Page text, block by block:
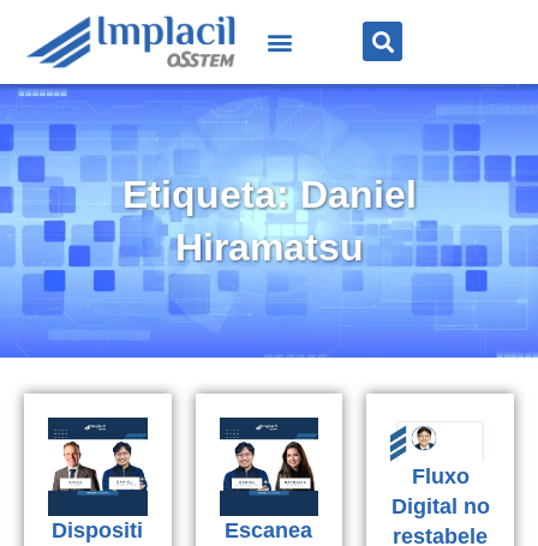
Etiqueta: Daniel
Hiramatsu
Dispositi
Escanea
Fluxo
Digital no
restabele